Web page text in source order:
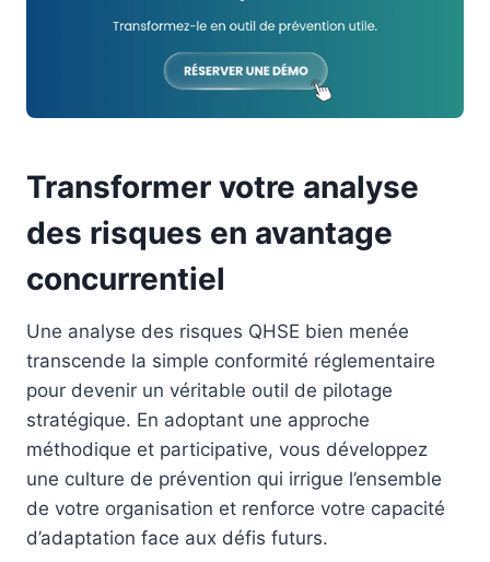
Transformer votre analyse
des risques en avantage
concurrentiel
Une analyse des risques QHSE bien menée
transcende la simple conformité réglementaire
pour devenir un véritable outil de pilotage
stratégique. En adoptant une approche
méthodique et participative, vous développez
une culture de prévention qui irrigue l’ensemble
de votre organisation et renforce votre capacité
d’adaptation face aux défis futurs.